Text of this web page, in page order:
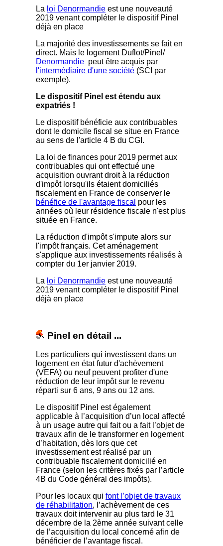
La loi Denormandie est une nouveauté
2019 venant compléter le dispositif Pinel
déjà en place
La majorité des investissements se fait en
direct. Mais le logement Duflot/Pinel/
Denormandie peut être acquis par
l'intermédiaire d'une société (SCI par
exemple).
Le dispositif Pinel est étendu aux
expatriés !
Le dispositif bénéficie aux contribuables
dont le domicile fiscal se situe en France
au sens de l'article 4 B du CGI.
La loi de finances pour 2019 permet aux
contribuables qui ont effectué une
acquisition ouvrant droit à la réduction
d'impôt lorsqu'ils étaient domiciliés
fiscalement en France de conserver le
bénéfice de l'avantage fiscal pour les
années où leur résidence fiscale n'est plus
située en France.
La réduction d'impôt s'impute alors sur
l'impôt français. Cet aménagement
s'applique aux investissements réalisés à
compter du 1er janvier 2019.
La loi Denormandie est une nouveauté
2019 venant compléter le dispositif Pinel
déjà en place
Pinel en détail ...
Les particuliers qui investissent dans un
logement en état futur d'achèvement
(VEFA) ou neuf peuvent profiter d'une
réduction de leur impôt sur le revenu
réparti sur 6 ans, 9 ans ou 12 ans.
Le dispositif Pinel est également
applicable à l’acquisition d’un local affecté
à un usage autre qui fait ou a fait l’objet de
travaux afin de le transformer en logement
d’habitation, dès lors que cet
investissement est réalisé par un
contribuable fiscalement domicilié en
France (selon les critères fixés par l’article
4B du Code général des impôts).
Pour les locaux qui font l’objet de travaux
de réhabilitation, l’achèvement de ces
travaux doit intervenir au plus tard le 31
décembre de la 2ème année suivant celle
de l’acquisition du local concerné afin de
bénéficier de l’avantage fiscal.